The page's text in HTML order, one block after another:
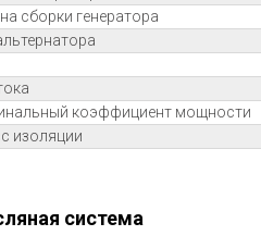
сборки генератора
коэффициент мощности
изоляции
система